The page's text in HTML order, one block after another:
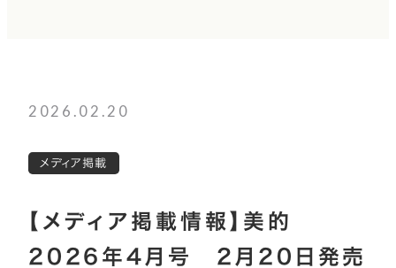
2026.02.20
メディア掲載
【メディア掲載情報】美的
2026年4月号 2月20日発売